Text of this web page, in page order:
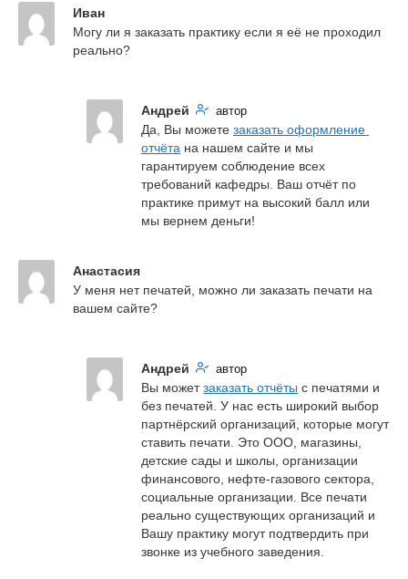
Иван
Могу ли я заказать практику если я её не проходил
реально?
Андрей автор
Да, Вы можете заказать оформление
отчёта на нашем сайте и мы
гарантируем соблюдение всех
требований кафедры. Ваш отчёт по
практике примут на высокий балл или
мы вернем деньги!
Анастасия
У меня нет печатей, можно ли заказать печати на
вашем сайте?
Андрей автор
Вы может заказать отчёты с печатями и
без печатей. У нас есть широкий выбор
партнёрский организаций, которые могут
ставить печати. Это ООО, магазины,
детские сады и школы, организации
финансового, нефте-газового сектора,
социальные организации. Все печати
реально существующих организаций и
Вашу практику могут подтвердить при
звонке из учебного заведения.